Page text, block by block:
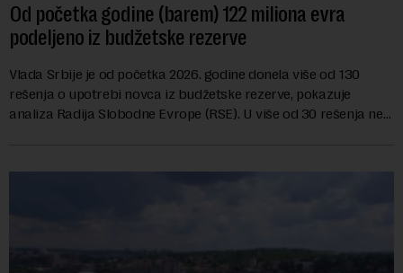
Od početka godine (barem) 122 miliona evra
podeljeno iz budžetske rezerve
Vlada Srbije je od početka 2026. godine donela više od 130
rešenja o upotrebi novca iz budžetske rezerve, pokazuje
analiza Radija Slobodne Evrope (RSE). U više od 30 rešenja ne